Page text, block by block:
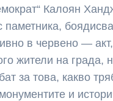
Калоян
паметника,
в червено —
жители на града,
за това, какво
и